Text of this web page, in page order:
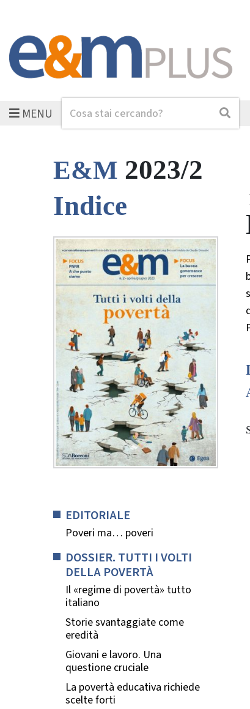
MENUCerca Cerca
E&M 2023/2
Indice
EDITORIALE
Poveri ma… poveri
DOSSIER. TUTTI I VOLTI
DELLA POVERTÀ
Il «regime di povertà» tutto
italiano
Storie svantaggiate come
eredità
Giovani e lavoro. Una
questione cruciale
La povertà educativa richiede
scelte forti